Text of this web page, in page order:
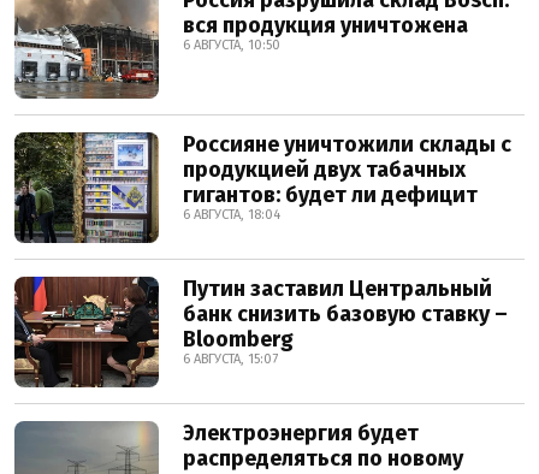
вся продукция уничтожена
6 АВГУСТА, 10:50
Россияне уничтожили склады с
продукцией двух табачных
гигантов: будет ли дефицит
6 АВГУСТА, 18:04
Путин заставил Центральный
банк снизить базовую ставку –
Bloomberg
6 АВГУСТА, 15:07
Электроэнергия будет
распределяться по новому